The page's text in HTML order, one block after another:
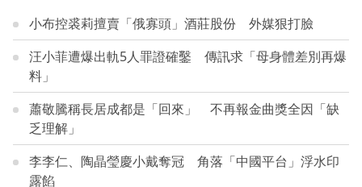
小布控裘莉擅賣「俄寡頭」酒莊股份 外媒狠打臉
汪小菲遭爆出軌5人罪證確鑿 傳訊求「母身體差別再爆
料」
蕭敬騰稱長居成都是「回來」 不再報金曲獎全因「缺
乏理解」
李李仁、陶晶瑩慶小戴奪冠 角落「中國平台」浮水印
露餡